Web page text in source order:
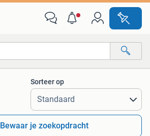
Alle afstanden…
Sorteer op
Bewaar je zoekopdracht